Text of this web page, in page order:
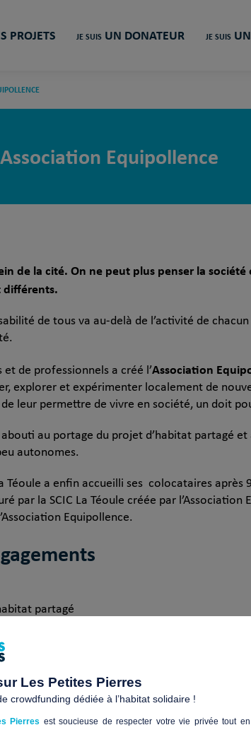
PROJETS JE SUIS UN DONATEUR JE SUIS
Association Equipollence
de la cité. On ne peut plus penser la
différents.
de tous va au-delà de l’activité de
de professionnels a créé l’Association
explorer et expérimenter localement de
leur permettre de vivre en société, un doit
au portage du projet d’habitat partagé et
autonomes.
Téoule a enfin accueilli ses colocataires après
par la SCIC La Téoule créée par
Equipollence.
partagé
social
partie prenante d’un autre société
Les Petites Pierres
crowdfunding dédiée à l’habitat solidaire !
Pierres est soucieuse de respecter votre vie privée tout